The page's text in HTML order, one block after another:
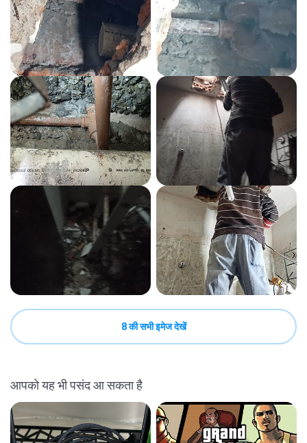
8 की सभी इमेज देखें
आपको यह भी पसंद आ सकता है